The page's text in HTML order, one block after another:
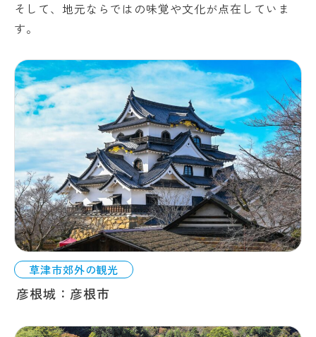
そして、地元ならではの味覚や文化が点在していま
す。
草津市郊外の観光
彦根城：彦根市